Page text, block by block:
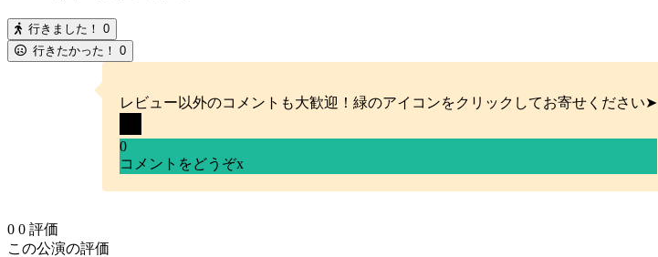
行きました！ 0
行きたかった！ 0
レビュー以外のコメントも大歓迎！緑のアイコンをクリックしてお寄せください➤
0
コメントをどうぞx
0 0 評価
この公演の評価